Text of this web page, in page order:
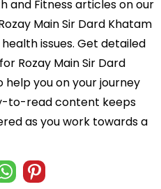
and Fitness articles on our
Main Sir Dard Khatam
issues. Get detailed
Rozay Main Sir Dard
help you on your journey
to-read content keeps
as you work towards a